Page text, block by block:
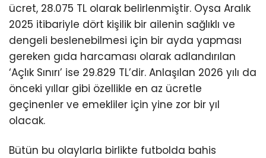
ücret, 28.075 TL olarak belirlenmiştir. Oysa Aralık
2025 itibariyle dört kişilik bir ailenin sağlıklı ve
dengeli beslenebilmesi için bir ayda yapması
gereken gıda harcaması olarak adlandırılan
‘Açlık Sınırı’ ise 29.829 TL’dir. Anlaşılan 2026 yılı da
önceki yıllar gibi özellikle en az ücretle
geçinenler ve emekliler için yine zor bir yıl
olacak.
Bütün bu olaylarla birlikte futbolda bahis